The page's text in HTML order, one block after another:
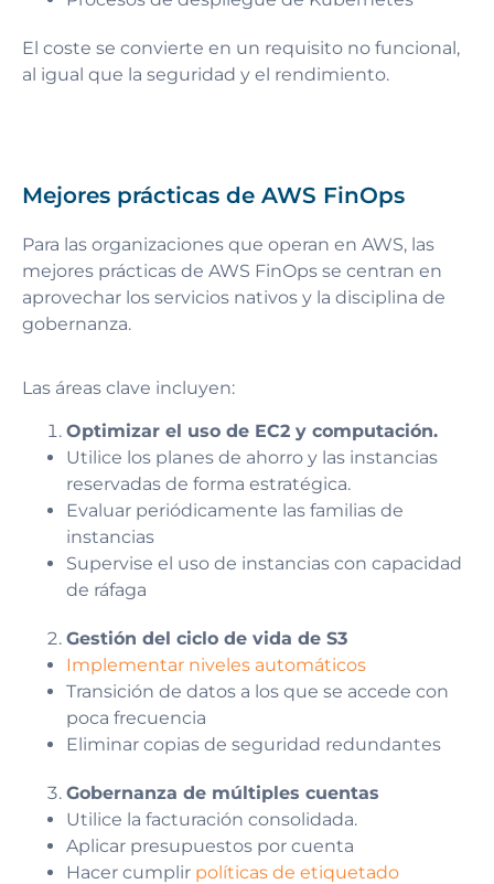
El coste se convierte en un requisito no funcional,
al igual que la seguridad y el rendimiento.
Mejores prácticas de AWS FinOps
Para las organizaciones que operan en AWS, las
mejores prácticas de AWS FinOps se centran en
aprovechar los servicios nativos y la disciplina de
gobernanza.
Las áreas clave incluyen:
Optimizar el uso de EC2 y computación.
Utilice los planes de ahorro y las instancias
reservadas de forma estratégica.
Evaluar periódicamente las familias de
instancias
Supervise el uso de instancias con capacidad
de ráfaga
Gestión del ciclo de vida de S3
Implementar niveles automáticos
Transición de datos a los que se accede con
poca frecuencia
Eliminar copias de seguridad redundantes
Gobernanza de múltiples cuentas
Utilice la facturación consolidada.
Aplicar presupuestos por cuenta
Hacer cumplir políticas de etiquetado